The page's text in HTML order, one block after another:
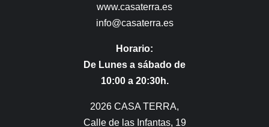
www.casaterra.es
info@casaterra.es
Horario:
De Lunes a sábado de
10:00 a 20:30h.
2026 CASA TERRA,
Calle de las Infantas, 19